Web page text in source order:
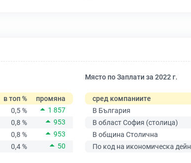
в топ %
промяна
0,5 %
1 857
0,8 %
953
0,8 %
953
0,4 % 50
Място по Заплати за 2022 г.
сред компаниите
В България
В област София (столица)
В община Столична
По код на икономическа